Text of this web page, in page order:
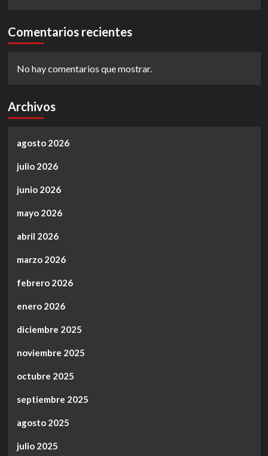
Comentarios recientes
No hay comentarios que mostrar.
Archivos
agosto 2026
julio 2026
junio 2026
mayo 2026
abril 2026
marzo 2026
febrero 2026
enero 2026
diciembre 2025
noviembre 2025
octubre 2025
septiembre 2025
agosto 2025
julio 2025